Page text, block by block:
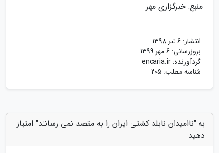
منبع: خبرگزاری مهر
انتشار: 6 تیر 1398
بروزرسانی: 6 مهر 1399
گردآورنده: encaria.ir
شناسه مطلب: 205
به "ناامیدان نابلد کشتی ایران را به مقصد نمی رسانند" امتیاز
دهید